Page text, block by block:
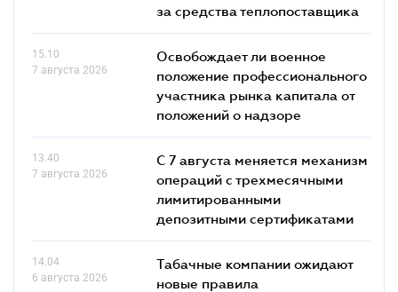
за средства теплопоставщика
15.10
7 августа 2026
Освобождает ли военное
положение профессионального
участника рынка капитала от
положений о надзоре
13.40
7 августа 2026
С 7 августа меняется механизм
операций с трехмесячными
лимитированными
депозитными сертификатами
14.04
6 августа 2026
Табачные компании ожидают
новые правила